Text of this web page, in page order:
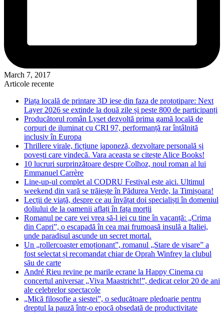
March 7, 2017
Articole recente
Piața locală de printare 3D iese din faza de prototipare: Next
Layer 2026 se extinde la două zile și peste 800 de participanți
Producătorul român Lyset dezvoltă prima gamă locală de
corpuri de iluminat cu CRI 97, performanță rar întâlnită
inclusiv în Europa
Thrillere virale, ficțiune japoneză, dezvoltare personală și
povești care vindecă. Vara aceasta se citește Alice Books!
10 lucruri surprinzătoare despre Colhoz, noul roman al lui
Emmanuel Carrère
Line-up-ul complet al CODRU Festival este aici. Ultimul
weekend din vară se trăiește în Pădurea Verde, la Timișoara!
Lecții de viață, despre ce au învățat doi specialiști în domeniul
doliului de la oamenii aflați în fața morții
Romanul pe care vei vrea să-l iei cu tine în vacanță: „Crima
din Capri”, o escapadă în cea mai frumoasă insulă a Italiei,
unde paradisul ascunde un secret mortal.
Un „rollercoaster emoționant”, romanul „Stare de visare” a
fost selectat și recomandat chiar de Oprah Winfrey la clubul
său de carte
André Rieu revine pe marile ecrane la Happy Cinema cu
concertul aniversar „Viva Maastricht!”, dedicat celor 20 de ani
ale celebrelor spectacole
„Mică filosofie a siestei”, o seducătoare pledoarie pentru
dreptul la pauză într-o epocă obsedată de productivitate